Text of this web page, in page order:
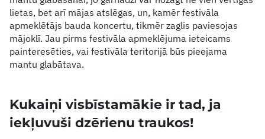
lietas, bet arī mājas atslēgas, un, kamēr festivāla
apmeklētājs bauda koncertu, tikmēr zaglis paviesojas
mājoklī. Jau pirms festivāla apmeklējuma ieteicams
painteresēties, vai festivāla teritorijā būs pieejama
mantu glabātava.
Kukaiņi visbīstamākie ir tad, ja
iekļuvuši dzērienu traukos!